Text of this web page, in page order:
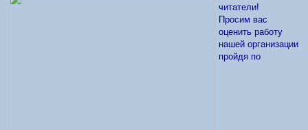
читатели!
Просим вас
оценить работу
нашей организации
пройдя по